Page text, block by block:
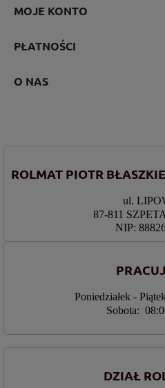
MOJE KONTO
PŁATNOŚCI
O NAS
ROLMAT PIOTR
ul.
87-811
NIP:
Poniedziałek -
Sobota:
DZIAŁ